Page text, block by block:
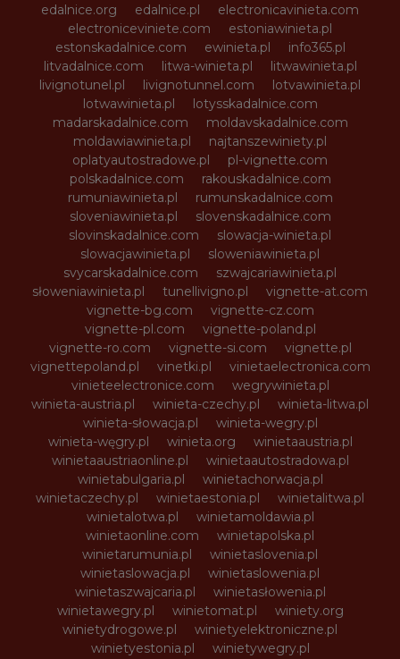
edalnice.org
edalnice.pl
electronicavinieta.com
electroniceviniete.com
estoniawinieta.pl
estonskadalnice.com
ewinieta.pl
info365.pl
litvadalnice.com
litwa-winieta.pl
litwawinieta.pl
livignotunel.pl
livignotunnel.com
lotvawinieta.pl
lotwawinieta.pl
lotysskadalnice.com
madarskadalnice.com
moldavskadalnice.com
moldawiawinieta.pl
najtanszewiniety.pl
oplatyautostradowe.pl
pl-vignette.com
polskadalnice.com
rakouskadalnice.com
rumuniawinieta.pl
rumunskadalnice.com
sloveniawinieta.pl
slovenskadalnice.com
slovinskadalnice.com
slowacja-winieta.pl
slowacjawinieta.pl
sloweniawinieta.pl
svycarskadalnice.com
szwajcariawinieta.pl
słoweniawinieta.pl
tunellivigno.pl
vignette-at.com
vignette-bg.com
vignette-cz.com
vignette-pl.com
vignette-poland.pl
vignette-ro.com
vignette-si.com
vignette.pl
vignettepoland.pl
vinetki.pl
vinietaelectronica.com
vinieteelectronice.com
wegrywinieta.pl
winieta-austria.pl
winieta-czechy.pl
winieta-litwa.pl
winieta-słowacja.pl
winieta-wegry.pl
winieta-węgry.pl
winieta.org
winietaaustria.pl
winietaaustriaonline.pl
winietaautostradowa.pl
winietabulgaria.pl
winietachorwacja.pl
winietaczechy.pl
winietaestonia.pl
winietalitwa.pl
winietalotwa.pl
winietamoldawia.pl
winietaonline.com
winietapolska.pl
winietarumunia.pl
winietaslovenia.pl
winietaslowacja.pl
winietaslowenia.pl
winietaszwajcaria.pl
winietasłowenia.pl
winietawegry.pl
winietomat.pl
winiety.org
winietydrogowe.pl
winietyelektroniczne.pl
winietyestonia.pl
winietywegry.pl